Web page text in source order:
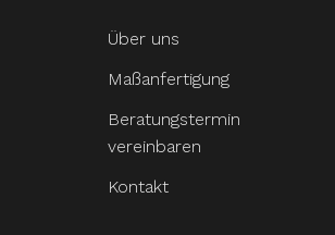
Über uns
Maßanfertigung
Beratungstermin
vereinbaren
Kontakt